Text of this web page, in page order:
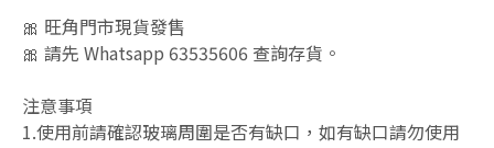
🎀 旺角門市現貨發售
🎀 請先 Whatsapp 63535606 查詢存貨。
注意事項
1.使用前請確認玻璃周圍是否有缺口，如有缺口請勿使用